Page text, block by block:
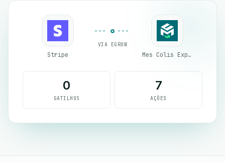
Stripe
VIA EGROW
Mes Colis Express
0
GATILHOS
7
AÇÕES